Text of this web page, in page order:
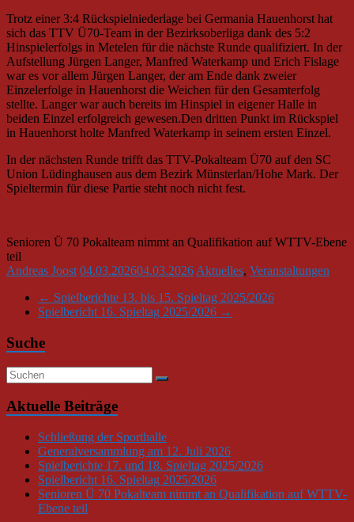
Trotz einer 3:4 Rückspielniederlage bei Germania Hauenhorst hat
sich das TTV Ü70-Team in der Bezirksoberliga dank des 5:2
Hinspielerfolgs in Metelen für die nächste Runde qualifiziert. In der
Aufstellung Jürgen Langer, Manfred Waterkamp und Erich Fislage
war es vor allem Jürgen Langer, der am Ende dank zweier
Einzelerfolge in Hauenhorst die Weichen für den Gesamterfolg
stellte. Langer war auch bereits im Hinspiel in eigener Halle in
beiden Einzel erfolgreich gewesen.Den dritten Punkt im Rückspiel
in Hauenhorst holte Manfred Waterkamp in seinem ersten Einzel.
In der nächsten Runde trifft das TTV-Pokalteam Ü70 auf den SC
Union Lüdinghausen aus dem Bezirk Münsterlan/Hohe Mark. Der
Spieltermin für diese Partie steht noch nicht fest.
Senioren Ü 70 Pokalteam nimmt an Qualifikation auf WTTV-Ebene
teil
Andreas Joost 04.03.202604.03.2026 Aktuelles, Veranstaltungen
← Spielberichte 13. bis 15. Spieltag 2025/2026
Spielbericht 16. Spieltag 2025/2026 →
Suche
Aktuelle Beiträge
Schließung der Sporthalle
Generalversammlung am 12. Juli 2026
Spielberichte 17. und 18. Spieltag 2025/2026
Spielbericht 16. Spieltag 2025/2026
Senioren Ü 70 Pokalteam nimmt an Qualifikation auf WTTV-
Ebene teil